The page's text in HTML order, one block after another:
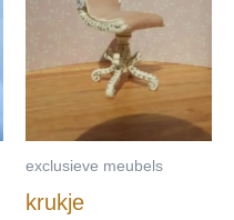
exclusieve meubels
krukje